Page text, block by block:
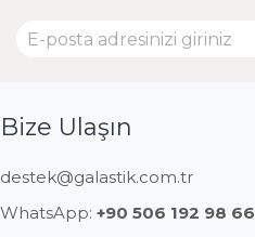
Bize Ulaşın
destek@galastik.com.tr
WhatsApp: +90 506 192 98 66